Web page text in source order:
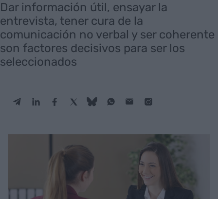
Dar información útil, ensayar la
entrevista, tener cura de la
comunicación no verbal y ser coherente
son factores decisivos para ser los
seleccionados